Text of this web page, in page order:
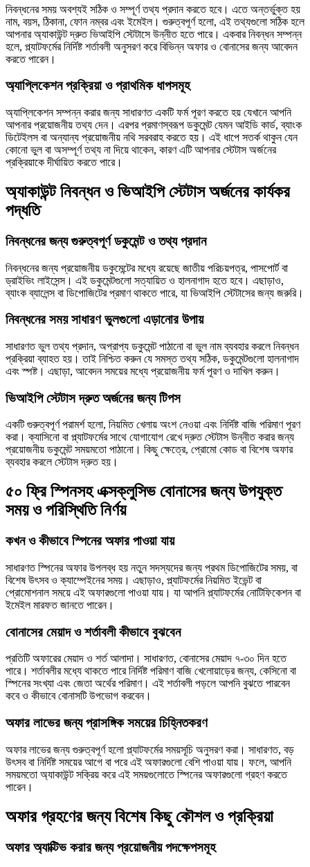
নিবন্ধনের সময় অবশ্যই সঠিক ও সম্পূর্ণ তথ্য প্রদান করতে হবে। এতে অন্তর্ভুক্ত হয়
নাম, বয়স, ঠিকানা, ফোন নম্বর এবং ইমেইল। গুরুত্বপূর্ণ হলো, এই তথ্যগুলো সঠিক হলে
আপনার অ্যাকাউন্ট দ্রুত ভিআইপি স্টেটাসে উন্নীত হতে পারে। একবার নিবন্ধন সম্পন্ন
হলে, প্ল্যাটফর্মের নির্দিষ্ট শর্তাবলী অনুসরণ করে বিভিন্ন অফার ও বোনাসের জন্য আবেদন
করতে পারেন।
অ্যাপ্লিকেশন প্রক্রিয়া ও প্রাথমিক ধাপসমূহ
অ্যাপ্লিকেশন সম্পন্ন করার জন্য সাধারণত একটি ফর্ম পূরণ করতে হয় যেখানে আপনি
আপনার প্রয়োজনীয় তথ্য দেন। এরপর প্রমাণস্বরূপ ডকুমেন্ট যেমন আইডি কার্ড, ব্যাংক
ডিটেইলস বা অন্যান্য প্রয়োজনীয় নথি সরবরাহ করতে হয়। এই ধাপে সতর্ক থাকুন যেন
কোনো ভুল বা অসম্পূর্ণ তথ্য না দিয়ে থাকেন, কারণ এটি আপনার স্টেটাস অর্জনের
প্রক্রিয়াকে দীর্ঘায়িত করতে পারে।
অ্যাকাউন্ট নিবন্ধন ও ভিআইপি স্টেটাস অর্জনের কার্যকর
পদ্ধতি
নিবন্ধনের জন্য গুরুত্বপূর্ণ ডকুমেন্ট ও তথ্য প্রদান
নিবন্ধনের জন্য প্রয়োজনীয় ডকুমেন্টের মধ্যে রয়েছে জাতীয় পরিচয়পত্র, পাসপোর্ট বা
ড্রাইভিং লাইসেন্স। এই ডকুমেন্টগুলো সত্যায়িত ও হালনাগাদ হতে হবে। এছাড়াও,
ব্যাংক ব্যালেন্স বা ডিপোজিটের প্রমাণ থাকতে পারে, যা ভিআইপি স্টেটাসের জন্য জরুরি।
নিবন্ধনের সময় সাধারণ ভুলগুলো এড়ানোর উপায়
সাধারণত ভুল তথ্য প্রদান, অপ্রাপ্য ডকুমেন্ট পাঠানো বা ভুল নাম ব্যবহার করলে নিবন্ধন
প্রক্রিয়া ব্যাহত হয়। তাই নিশ্চিত করুন যে সমস্ত তথ্য সঠিক, ডকুমেন্টগুলো হালনাগাদ
এবং স্পষ্ট। এছাড়া, আবেদন সময়ের মধ্যে প্রয়োজনীয় ফর্ম পূরণ ও দাখিল করুন।
ভিআইপি স্টেটাস দ্রুত অর্জনের জন্য টিপস
একটি গুরুত্বপূর্ণ পরামর্শ হলো, নিয়মিত খেলায় অংশ নেওয়া এবং নির্দিষ্ট বাজি পরিমাণ পূরণ
করা। ক্যাসিনো বা প্ল্যাটফর্মের সাথে যোগাযোগ রেখে দ্রুত স্টেটাস উন্নীত করার জন্য
প্রয়োজনীয় ডকুমেন্ট সময়মতো পাঠানো। কিছু ক্ষেত্রে, প্রোমো কোড বা বিশেষ অফার
ব্যবহার করলে স্টেটাস দ্রুত হয়।
৫০ ফ্রি স্পিনসহ এক্সক্লুসিভ বোনাসের জন্য উপযুক্ত
সময় ও পরিস্থিতি নির্ণয়
কখন ও কীভাবে স্পিনের অফার পাওয়া যায়
সাধারণত স্পিনের অফার উপলব্ধ হয় নতুন সদস্যদের জন্য প্রথম ডিপোজিটের সময়, বা
বিশেষ উৎসব ও ক্যাম্পেইনের সময়। এছাড়াও, প্ল্যাটফর্মের নিয়মিত ইভেন্ট বা
প্রোমোশনাল সময়ে এই অফারগুলো পাওয়া যায়। যা আপনি প্ল্যাটফর্মের নোটিফিকেশন বা
ইমেইল মারফত জানতে পারেন।
বোনাসের মেয়াদ ও শর্তাবলী কীভাবে বুঝবেন
প্রতিটি অফারের মেয়াদ ও শর্ত আলাদা। সাধারণত, বোনাসের মেয়াদ ৭-৩০ দিন হতে
পারে। শর্তাবলীর মধ্যে থাকতে পারে নির্দিষ্ট পরিমাণ বাজি খেলোয়াড়ের জন্য, কেসিনো বা
স্পিনের সংখ্যা এবং জেতা অর্থের পরিমাণ। এই শর্তাবলী পড়লে আপনি বুঝতে পারবেন
কবে ও কীভাবে বোনাসটি উপভোগ করবেন।
অফার লাভের জন্য প্রাসঙ্গিক সময়ের চিহ্নিতকরণ
অফার লাভের জন্য গুরুত্বপূর্ণ হলো প্ল্যাটফর্মের সময়সূচি অনুসরণ করা। সাধারণত, বড়
উৎসব বা নির্দিষ্ট সময়ের আগে বা পরে এই অফারগুলো বেশি পাওয়া যায়। ফলে, আপনি
সময়মতো অ্যাকাউন্ট সক্রিয় করে এই সময়গুলোতে স্পিনের অফারগুলো গ্রহণ করতে
পারেন।
অফার গ্রহণের জন্য বিশেষ কিছু কৌশল ও প্রক্রিয়া
অফার অ্যাক্টিভ করার জন্য প্রয়োজনীয় পদক্ষেপসমূহ